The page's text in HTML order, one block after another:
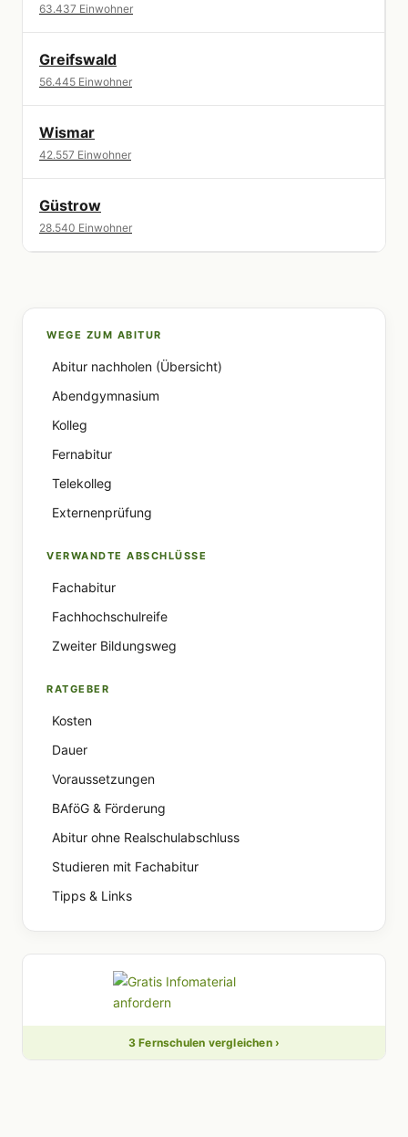
63.437 Einwohner
Greifswald
56.445 Einwohner
Wismar
42.557 Einwohner
Güstrow
28.540 Einwohner
WEGE ZUM ABITUR
Abitur nachholen (Übersicht)
Abendgymnasium
Kolleg
Fernabitur
Telekolleg
Externenprüfung
VERWANDTE ABSCHLÜSSE
Fachabitur
Fachhochschulreife
Zweiter Bildungsweg
RATGEBER
Kosten
Dauer
Voraussetzungen
BAföG & Förderung
Abitur ohne Realschulabschluss
Studieren mit Fachabitur
Tipps & Links
3 Fernschulen vergleichen ›